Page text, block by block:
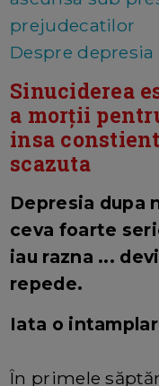
prejudecatilor
Despre
Sinuciderea
a morții
insa
scazuta
Depresia dupa
ceva foarte
iau razna ...
repede.
Iata o
În primele